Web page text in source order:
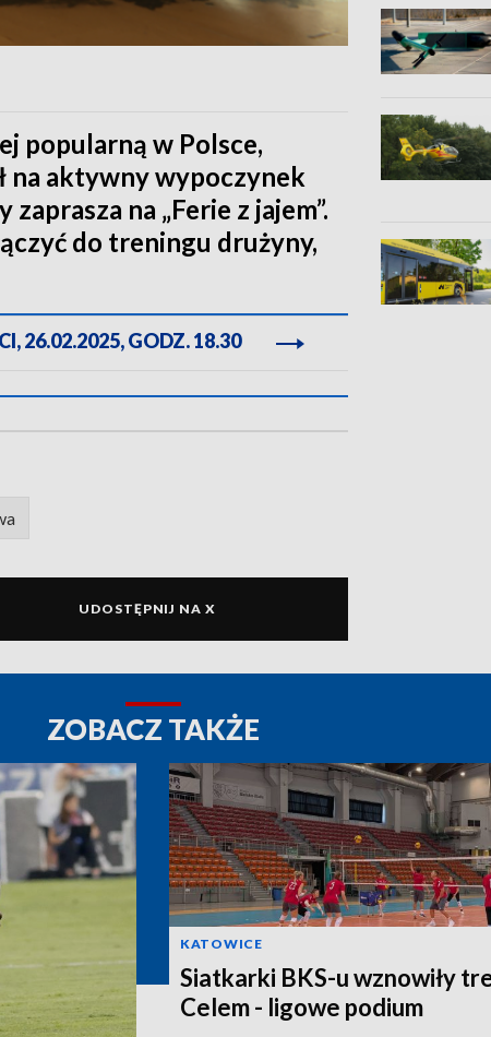
popularną w Polsce,
na aktywny wypoczynek
na „Ferie z jajem”.
do treningu drużyny,
26.02.2025, GODZ. 18.30
UDOSTĘPNIJ NA X
ZOBACZ TAKŻE
KATOWICE
Siatkarki BKS-u wznowiły
Celem - ligowe podium